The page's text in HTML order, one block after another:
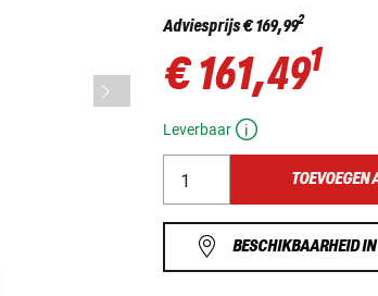
Adviesprijs€ 169,992
€ 161,491
Leverbaar
TOEVOEGEN
BESCHIKBAARHEID